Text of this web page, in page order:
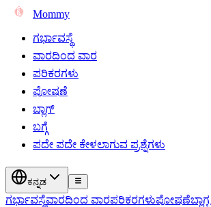
Mommy
ಗರ್ಭಾವಸ್ಥೆ
ವಾರದಿಂದ ವಾರ
ಪರಿಕರಗಳು
ಪೋಷಣೆ
ಬ್ಲಾಗ್
ಬಗ್ಗೆ
ಪದೇ ಪದೇ ಕೇಳಲಾಗುವ ಪ್ರಶ್ನೆಗಳು
ಕನ್ನಡ
ಗರ್ಭಾವಸ್ಥೆವಾರದಿಂದ ವಾರಪರಿಕರಗಳುಪೋಷಣೆಬ್ಲಾಗ್